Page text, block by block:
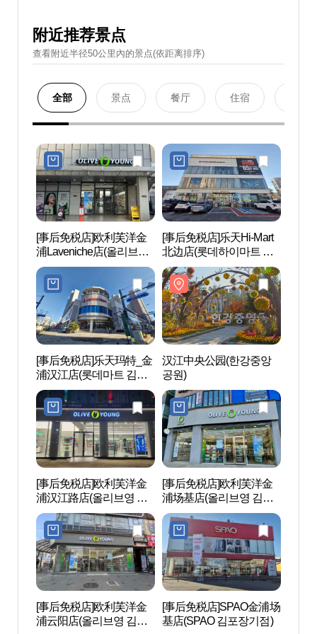
附近推荐景点
查看附近半径50公里內的景点(依距离排序)
全部 景点 餐厅 住宿
[事后免税店]欧利芙洋金
浦Laveniche店(올리브영
김포라베니체점)
[事后免税店]乐天Hi-Mart
北边店(롯데하이마트 북
변점)
[事后免税店]乐天玛特_金
浦汉江店(롯데마트 김포
한강점)
汉江中央公园(한강중앙
공원)
[事后免税店]欧利芙洋金
浦汉江路店(올리브영 김
포한강로점)
[事后免税店]欧利芙洋金
浦场基店(올리브영 김포
장기점)
[事后免税店]欧利芙洋金
浦云阳店(올리브영 김포
[事后免税店]SPAO金浦场
基店(SPAO 김포장기점)